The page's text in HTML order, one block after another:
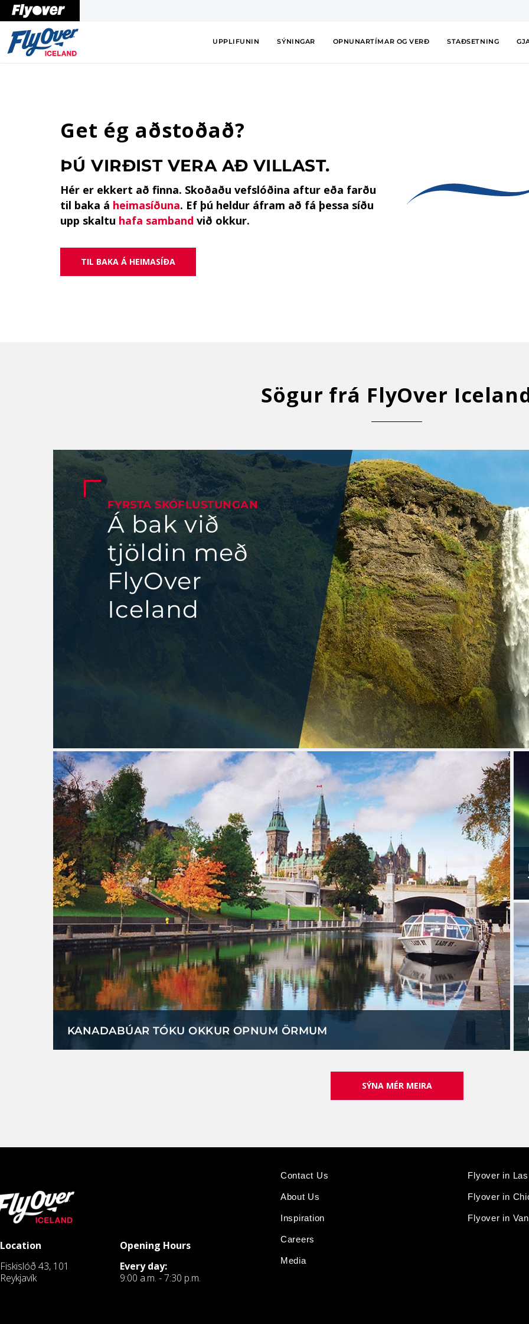
UPPLIFUNIN SÝNINGAR OPNUNARTÍMAR OG VERÐ STAÐSETNING
Get ég aðstoðað?
ÞÚ VIRÐIST VERA AÐ VILLAST.
Hér er ekkert að finna. Skoðaðu vefslóðina aftur eða farðu
til baka á heimasíðuna. Ef þú heldur áfram að fá þessa síðu
upp skaltu hafa samband við okkur.
TIL BAKA Á HEIMASÍÐA
Sögur frá FlyOver
FYRSTA SKÓFLUSTUNGAN
Á bak við
tjöldin með
FlyOver
Iceland
KANADABÚAR TÓKU OKKUR OPNUM ÖRMUM
SÝNA MÉR MEIRA
Location
Fiskislóð 43, 101
Reykjavík
Opening Hours
Every day:
9:00 a.m. - 7:30 p.m.
Contact Us
About Us
Inspiration
Careers
Media
Flyover in
Flyover in
Flyover in